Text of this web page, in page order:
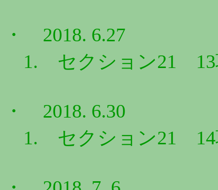
・ 2018. 6.27
1. セクション21 13
・ 2018. 6.30
1. セクション21 14